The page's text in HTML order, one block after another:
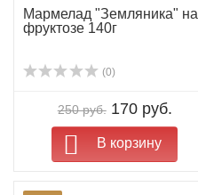
Мармелад "Земляника" на
фруктозе 140г
(0)
250 руб. 170 руб.
В корзину